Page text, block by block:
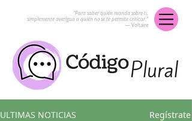
“Para saber quién manda sobre ti,
simplemente averigua a quién no se te permite criticar.”
― Voltaire
ULTIMAS NOTICIAS Regístrate